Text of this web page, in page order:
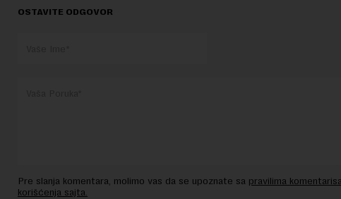
OSTAVITE ODGOVOR
Pre slanja komentara, molimo vas da se upoznate sa pravilima
korišćenja sajta.